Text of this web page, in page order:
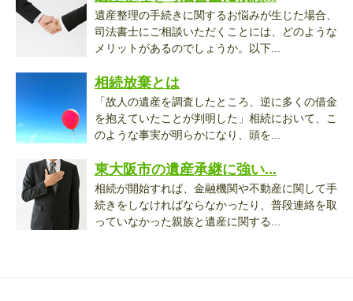
遺産整理の手続きに関するお悩みが生じた場合、
司法書士にご相談いただくことには、どのような
メリットがあるのでしょうか。以下...
相続放棄とは
「故人の遺産を調査したところ、逆に多くの借金
を抱えていたことが判明した」相続において、こ
のような事実が明らかになり、頭を...
東大阪市の遺産承継に強い...
相続が開始すれば、金融機関や不動産に関して手
続きをしなければならなかったり、普段連絡を取
っていなかった親族と遺産に関する...